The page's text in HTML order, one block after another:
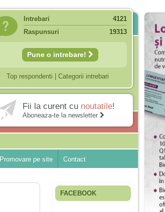
Intrebari
4121
Raspunsuri
19313
Pune o intrebare!
Top respondenti Categorii intrebari
Fii la curent cu noutatile!
Aboneaza-te la newsletter
Promovare pe site Contact
FACEBOOK